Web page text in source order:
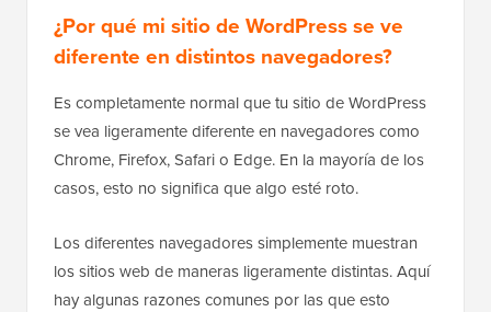
WordPress adaptable a móviles.
diferente en distintos navegadores?
Es completamente normal que tu sitio de WordPress
se vea ligeramente diferente en navegadores como
casos, esto no significa que algo esté roto.
Los diferentes navegadores simplemente muestran